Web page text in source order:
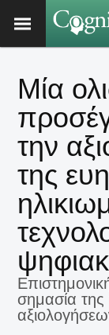
Μία
την
της
σημασία